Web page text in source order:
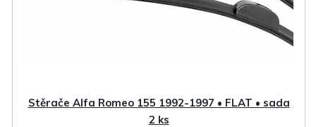
Stěrače Alfa Romeo 155 1992-1997 • FLAT • sada
2 ks